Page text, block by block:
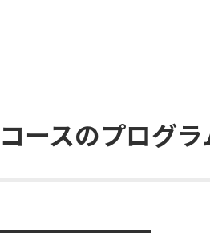
ースのプログラ